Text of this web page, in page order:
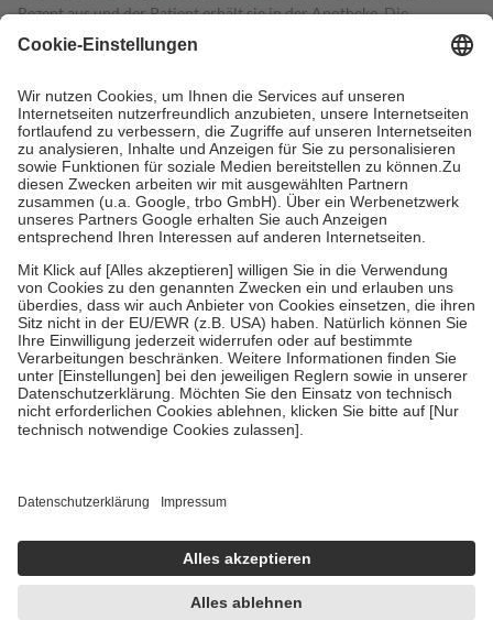
Rezept aus und der Patient erhält sie in der Apotheke. Die
gesetzliche Krankenversicherung übernimmt in der Regel die
Kosten dafür, der Versicherte trägt einen Teil davon als Zuzahlung
Grundsätzlich leisten Mitglieder Zuzahlungen in Höhe von zehn
Prozent des Abgabepreises,mindestens jedochfünf Euround
höchstens zehn Euro.Es sind jedoch nie mehr als die tatsächlichen
Kosten der Leistung zu entrichten.
Diese Regeln gelten grundsätzlich auch für Online-Apotheken.
Bei Heilmitteln und häuslicher Krankenpflege beträgt die
Zuzahlung zehn Prozent der Kosten sowie zehn Euro je
Verordnung.
Um das Engagement der Versicherten für ihre eigene Gesundheit zu
stärken und die besondere Stellung der Familie zu unterstützen,
fallenkeine Zuzahlungenan bei:
• Kindern und Jugendlichen bis zum vollendeten 18. Lebensjahr
mit Ausnahme der Fahrkosten
• Untersuchungen zur Vorsorge und Früherkennung, die von der
GKV getragen werden
Einholung von Bewertungen. Trusted Shops hat Maßnahmen
getroffen, um sicherzustellen, dass es sich um echte Bewertungen
handelt. Mehr Informationen findest du hier:
https://help.etrusted.com/hc/de/articles/4419944605341